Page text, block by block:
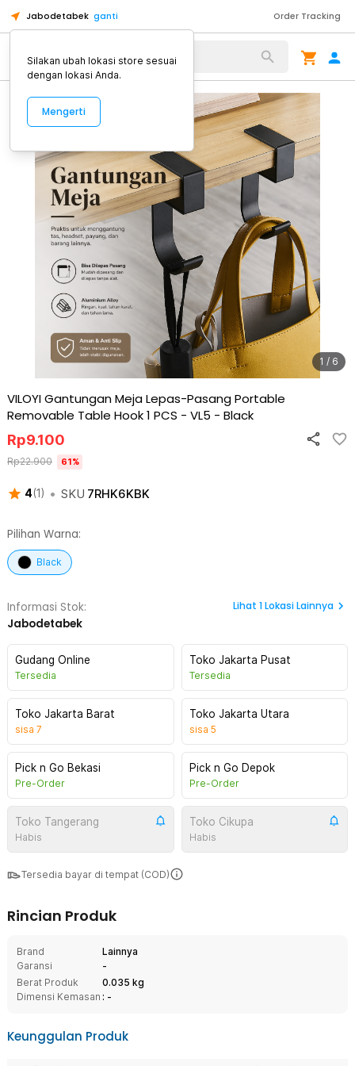
Jabodetabek ganti Order Tracking
Alat Kopi
1 / 6
VILOYI Gantungan Meja Lepas-Pasang Portable
Removable Table Hook 1 PCS - VL5 - Black
4(1 ) • SKU 7RHK6KBK
Rp9.100
Rp22.900 61%
Pilihan Warna:
Black
Informasi Stok:
Jabodetabek
Lihat 1Lokasi Lainnya
Gudang Online
Tersedia
Toko Jakarta Pusat
Tersedia
Toko Jakarta Barat
sisa 7
Toko Jakarta Utara
sisa 5
Pick n Go Bekasi
Pre-Order
Pick n Go Depok
Pre-Order
Toko Tangerang
Habis
Toko Cikupa
Habis
Tersedia bayar di tempat (COD)
Rincian Produk
Brand
Lainnya
Garansi
-
Berat Produk
0.035 kg
Dimensi Kemasan : -
Keunggulan Produk
Silakan ubah lokasi store sesuai
dengan lokasi Anda.
Mengerti